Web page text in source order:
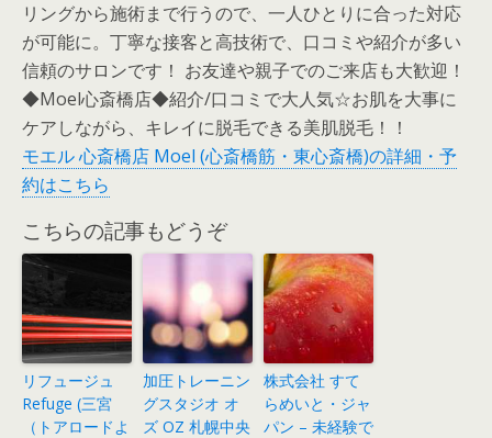
リングから施術まで行うので、一人ひとりに合った対応
が可能に。丁寧な接客と高技術で、口コミや紹介が多い
信頼のサロンです！ お友達や親子でのご来店も大歓迎！
◆Moel心斎橋店◆紹介/口コミで大人気☆お肌を大事に
ケアしながら、キレイに脱毛できる美肌脱毛！！
モエル 心斎橋店 Moel (心斎橋筋・東心斎橋)の詳細・予
約はこちら
こちらの記事もどうぞ
リフュージュ
Refuge (三宮
（トアロードよ
加圧トレーニン
グスタジオ オ
ズ OZ 札幌中央
株式会社 すて
らめいと・ジャ
パン – 未経験で